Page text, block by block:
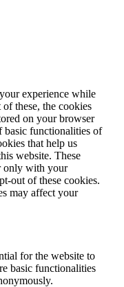
experience while
these, the cookies
on your browser
basic functionalities of
that help us
website. These
only with your
out of these cookies.
may affect your
for the website to
basic functionalities